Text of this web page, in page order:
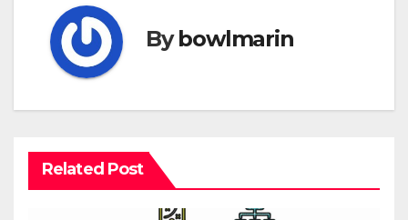
Bybowlmarin
Related Post